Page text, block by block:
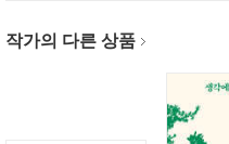
작가의 다른 상품